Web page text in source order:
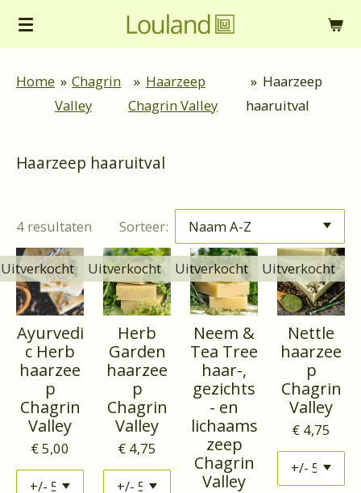
Ga
de
hoofdinhoud
Home » Chagrin
Valley
» Haarzeep
Chagrin Valley
» Haarzeep
haaruitval
Haarzeep haaruitval
4 resultaten Sorteer:
Uitverkocht
Ayurvedi
c Herb
haarzee
p
Chagrin
Valley
€ 5,00
Uitverkocht
Herb
Garden
haarzee
p
Chagrin
Valley
€ 4,75
Uitverkocht
Neem &
Tea Tree
haar-,
gezichts
- en
lichaams
zeep
Chagrin
Valley
Uitverkocht
Nettle
haarzee
p
Chagrin
Valley
€ 4,75